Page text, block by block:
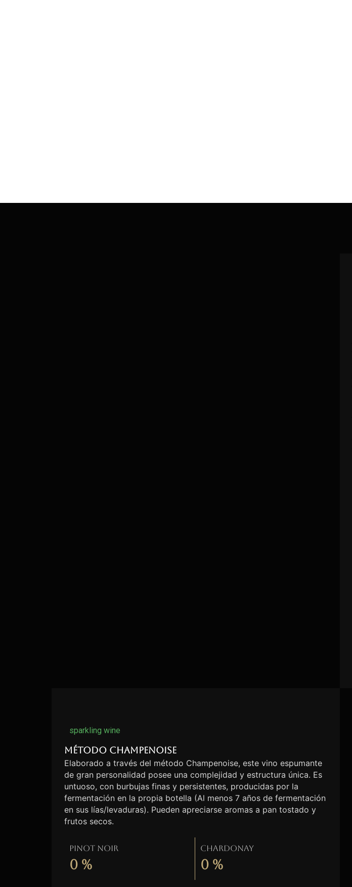
sparkling wine
Método Champenoise
Elaborado a través del método Champenoise, este vino espumante
de gran personalidad posee una complejidad y estructura única. Es
untuoso, con burbujas finas y persistentes, producidas por la
fermentación en la propia botella (Al menos 7 años de fermentación
en sus lías/levaduras). Pueden apreciarse aromas a pan tostado y
frutos secos.
Pinot Noir
0 %
Chardonay
0 %